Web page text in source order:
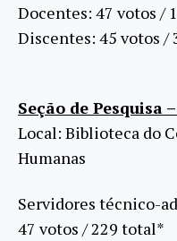
Docentes: 47 votos /
Discentes: 45 votos /
Seção de Pesquisa
Local: Biblioteca do
Humanas
Servidores técnico-
47 votos / 229 total*